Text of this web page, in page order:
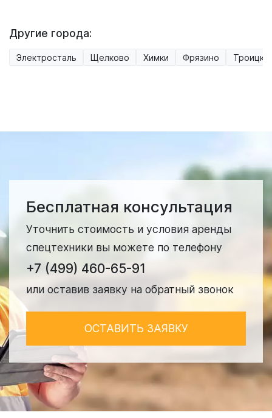
Другие города:
Электросталь Щелково Химки Фрязино Троицк
Бесплатная консультация
Уточнить стоимость и условия аренды
спецтехники вы можете по телефону
+7 (499) 460-65-91
или оставив заявку на обратный звонок
ОСТАВИТЬ ЗАЯВКУ